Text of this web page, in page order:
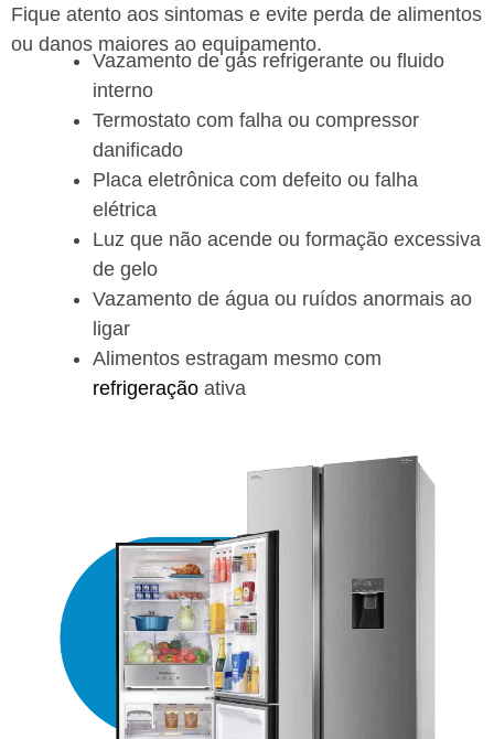
Fique atento aos sintomas e evite perda de alimentos
ou danos maiores ao equipamento.
Vazamento de gás refrigerante ou fluido
interno
Termostato com falha ou compressor
danificado
Placa eletrônica com defeito ou falha
elétrica
Luz que não acende ou formação excessiva
de gelo
Vazamento de água ou ruídos anormais ao
ligar
Alimentos estragam mesmo com
refrigeração ativa